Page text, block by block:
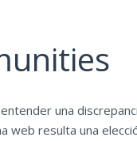
una
web resulta una